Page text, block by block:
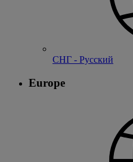
СНГ - Русский
Europe